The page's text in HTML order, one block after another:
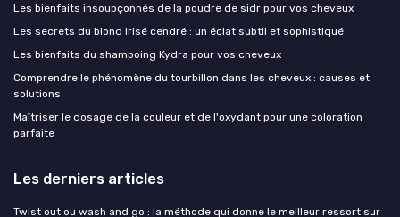
Les bienfaits insoupçonnés de la poudre de sidr pour vos cheveux
Les secrets du blond irisé cendré : un éclat subtil et sophistiqué
Les bienfaits du shampoing Kydra pour vos cheveux
Comprendre le phénomène du tourbillon dans les cheveux : causes et
solutions
Maîtriser le dosage de la couleur et de l'oxydant pour une coloration
parfaite
Les derniers articles
Twist out ou wash and go : la méthode qui donne le meilleur ressort sur